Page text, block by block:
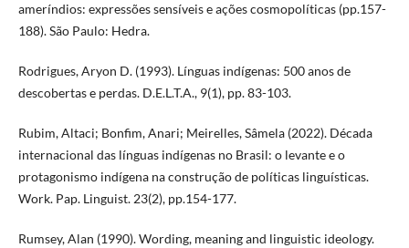
ameríndios: expressões sensíveis e ações cosmopolíticas (pp.157-
188). São Paulo: Hedra.
Rodrigues, Aryon D. (1993). Línguas indígenas: 500 anos de
descobertas e perdas. D.E.L.T.A., 9(1), pp. 83-103.
Rubim, Altaci; Bonfim, Anari; Meirelles, Sâmela (2022). Década
internacional das línguas indígenas no Brasil: o levante e o
protagonismo indígena na construção de políticas linguísticas.
Work. Pap. Linguist. 23(2), pp.154-177.
Rumsey, Alan (1990). Wording, meaning and linguistic ideology.